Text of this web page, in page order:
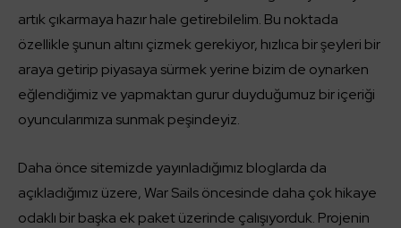
artık çıkarmaya hazır hale getirebilelim. Bu noktada
özellikle şunun altını çizmek gerekiyor, hızlıca bir şeyleri bir
araya getirip piyasaya sürmek yerine bizim de oynarken
eğlendiğimiz ve yapmaktan gurur duyduğumuz bir içeriği
oyuncularımıza sunmak peşindeyiz.
Daha önce sitemizde yayınladığımız bloglarda da
açıkladığımız üzere, War Sails öncesinde daha çok hikaye
odaklı bir başka ek paket üzerinde çalışıyorduk. Projenin